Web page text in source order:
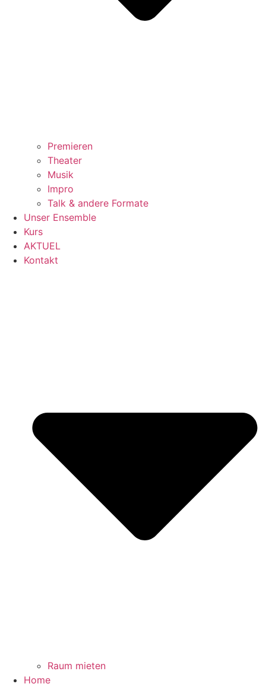
Premieren
Theater
Musik
Impro
Talk & andere Formate
Unser Ensemble
Kurs
AKTUEL
Kontakt
Raum mieten
Home